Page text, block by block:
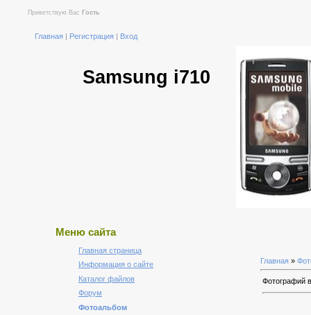
Приветствую Вас Гость
Главная | Регистрация | Вход
Samsung i710
Меню сайта
Главная страница
Информация о сайте
Каталог файлов
Форум
Фотоальбом
Главная »
Фотографий